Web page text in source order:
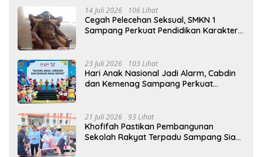
14 Juli 2026 106 Lihat
Cegah Pelecehan Seksual, SMKN 1
Sampang Perkuat Pendidikan Karakter
23 Juli 2026 103 Lihat
Hari Anak Nasional Jadi Alarm, Cabdin
dan Kemenag Sampang Perkuat
21 Juli 2026 93 Lihat
Khofifah Pastikan Pembangunan
Sekolah Rakyat Terpadu Sampang Siap